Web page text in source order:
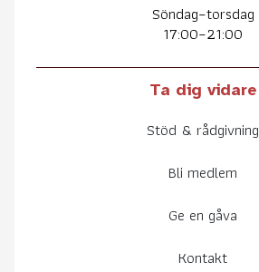
Söndag–torsdag
17:00–21:00
Ta dig vidare
Stöd & rådgivning
Bli medlem
Ge en gåva
Kontakt